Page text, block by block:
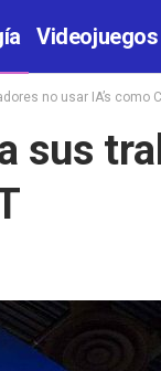
Videojuegos
no usar IA’s como
sus